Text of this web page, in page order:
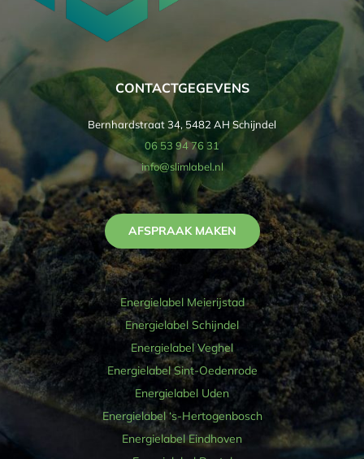
CONTACTGEGEVENS
Bernhardstraat 34, 5482 AH Schijndel
06 53 94 76 31
info@slimlabel.nl
AFSPRAAK MAKEN
Energielabel Meierijstad
Energielabel Schijndel
Energielabel Veghel
Energielabel Sint-Oedenrode
Energielabel Uden
Energielabel ‘s-Hertogenbosch
Energielabel Eindhoven